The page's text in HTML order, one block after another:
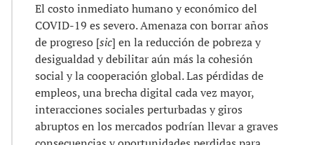
El costo inmediato humano y económico del
COVID-19 es severo. Amenaza con borrar años
de progreso [sic] en la reducción de pobreza y
desigualdad y debilitar aún más la cohesión
social y la cooperación global. Las pérdidas de
empleos, una brecha digital cada vez mayor,
interacciones sociales perturbadas y giros
abruptos en los mercados podrían llevar a graves